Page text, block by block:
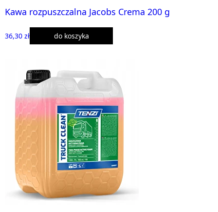
Kawa rozpuszczalna Jacobs Crema 200 g
36,30 zł do koszyka